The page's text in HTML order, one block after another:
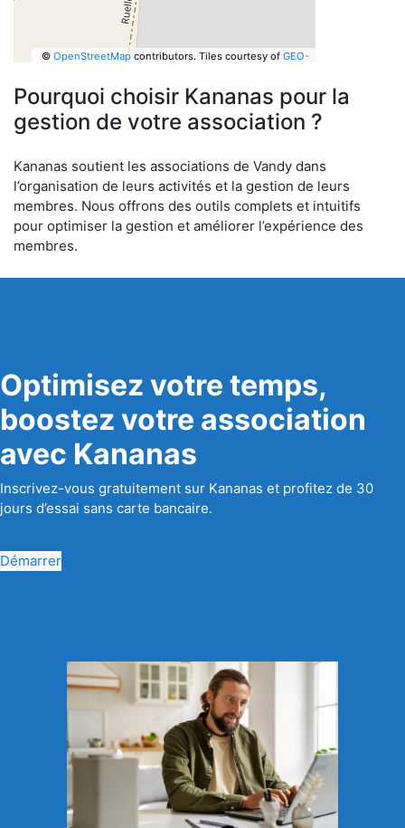
© OpenStreetMapcontributors. Tiles courtesy of GEO-
Pourquoi choisir Kananas pour la
gestion de votre association ?
Kananas soutient les associations de Vandy dans
l’organisation de leurs activités et la gestion de leurs
membres. Nous offrons des outils complets et intuitifs
pour optimiser la gestion et améliorer l’expérience des
membres.
Optimisez votre temps,
boostez votre association
avec Kananas
Inscrivez-vous gratuitement sur Kananas et profitez de 30
jours d’essai sans carte bancaire.
Démarrer